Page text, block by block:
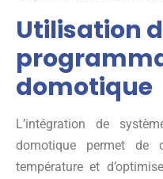
Utilisation
domotique
L’intégration de
domotique permet de
température et